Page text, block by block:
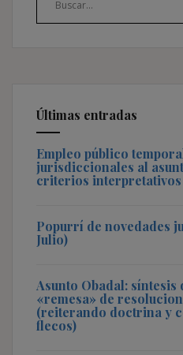
Últimas entradas
Empleo público
jurisdiccionales al
criterios interpretativos
Popurrí de novedades
Julio)
Asunto Obadal: síntesis
«remesa» de
(reiterando doctrina y
flecos)